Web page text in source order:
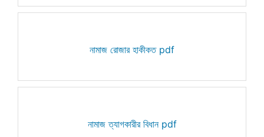
নামাজ রোজার হাকীকত pdf
নামাজ ত্যাগকারীর বিধান pdf